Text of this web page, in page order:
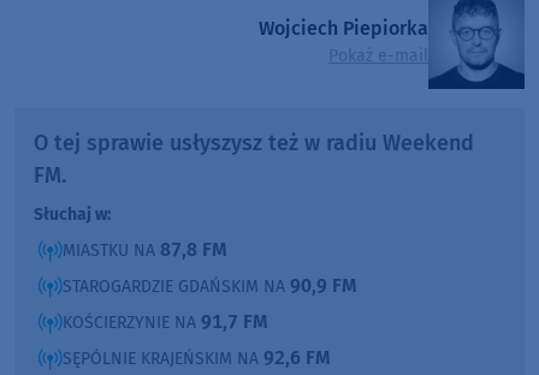
Wojciech Piepiorka
Pokaż e-mail
O tej sprawie usłyszysz też w radiu Weekend
FM.
Słuchaj w:
MIASTKU NA 87,8 FM
STAROGARDZIE GDAŃSKIM NA 90,9 FM
KOŚCIERZYNIE NA 91,7 FM
SĘPÓLNIE KRAJEŃSKIM NA 92,6 FM